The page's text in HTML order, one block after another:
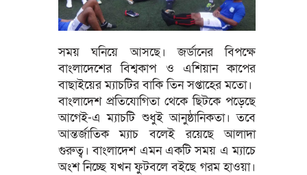
সময় ঘনিয়ে আসছে। জর্ডানের বিপক্ষে
বাংলাদেশের বিশ্বকাপ ও এশিয়ান কাপের
বাছাইয়ের ম্যাচটির বাকি তিন সপ্তাহের মতো।
বাংলাদেশ প্রতিযোগিতা থেকে ছিটকে পড়েছে
আগেই-এ ম্যাচটি শুধুই আনুষ্ঠানিকতা। তবে
আন্তর্জাতিক ম্যাচ বলেই রয়েছে আলাদা
গুরুত্ব। বাংলাদেশ এমন একটি সময় এ ম্যাচে
অংশ নিচ্ছে যখন ফুটবলে বইছে গরম হাওয়া।